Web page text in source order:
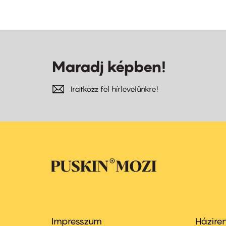
Maradj képben!
Iratkozz fel hírlevelünkre!
Impresszum